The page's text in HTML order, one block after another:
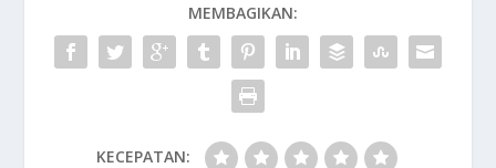
MEMBAGIKAN:
KECEPATAN: